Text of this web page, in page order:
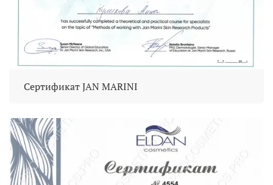
Сертификат JAN MARINI